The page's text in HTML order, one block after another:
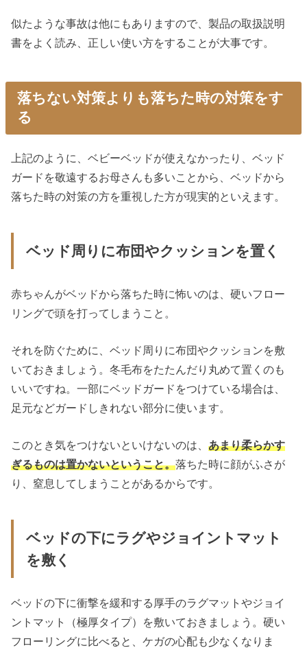
似たような事故は他にもありますので、製品の取扱説明
書をよく読み、正しい使い方をすることが大事です。
落ちない対策よりも落ちた時の対策をす
る
上記のように、ベビーベッドが使えなかったり、ベッド
ガードを敬遠するお母さんも多いことから、ベッドから
落ちた時の対策の方を重視した方が現実的といえます。
ベッド周りに布団やクッションを置く
赤ちゃんがベッドから落ちた時に怖いのは、硬いフロー
リングで頭を打ってしまうこと。
それを防ぐために、ベッド周りに布団やクッションを敷
いておきましょう。冬毛布をたたんだり丸めて置くのも
いいですね。一部にベッドガードをつけている場合は、
足元などガードしきれない部分に使います。
このとき気をつけないといけないのは、あまり柔らかす
ぎるものは置かないということ。落ちた時に顔がふさが
り、窒息してしまうことがあるからです。
ベッドの下にラグやジョイントマット
を敷く
ベッドの下に衝撃を緩和する厚手のラグマットやジョイ
ントマット（極厚タイプ）を敷いておきましょう。硬い
フローリングに比べると、ケガの心配も少なくなりま